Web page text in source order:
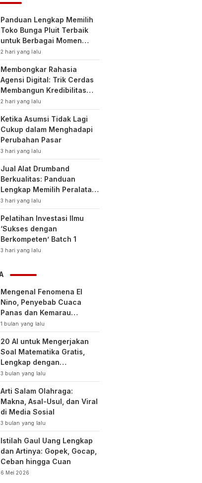
Panduan Lengkap Memilih
Toko Bunga Pluit Terbaik
untuk Berbagai Momen
Spesial
2 hari yang lalu
Membongkar Rahasia
Agensi Digital: Trik Cerdas
Membangun Kredibilitas
Toko Online Baru
2 hari yang lalu
Ketika Asumsi Tidak Lagi
Cukup dalam Menghadapi
Perubahan Pasar
3 hari yang lalu
Jual Alat Drumband
Berkualitas: Panduan
Lengkap Memilih Peralatan
Drumband Terbaik untuk
Sekolah, Instansi, dan
Komunitas
3 hari yang lalu
Pelatihan Investasi Ilmu
‘Sukses dengan
Berkompeten’ Batch 1
3 hari yang lalu
Mengenal Fenomena El
Nino, Penyebab Cuaca
Panas dan Kemarau
Panjang
1 bulan yang lalu
20 AI untuk Mengerjakan
Soal Matematika Gratis,
Lengkap dengan
Pembahasan
3 bulan yang lalu
Arti Salam Olahraga:
Makna, Asal-Usul, dan Viral
di Media Sosial
3 bulan yang lalu
Istilah Gaul Uang Lengkap
dan Artinya: Gopek, Gocap,
Ceban hingga Cuan
6 Mei 2026